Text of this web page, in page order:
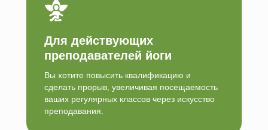
Для действующих
преподавателей йоги
Вы хотите повысить квалификацию и
сделать прорыв, увеличивая посещаемость
ваших регулярных классов через искусство
преподавания.